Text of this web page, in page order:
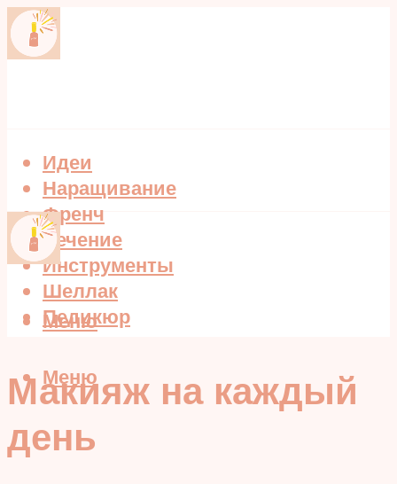
Идеи
Наращивание
Френч
Лечение
Инструменты
Шеллак
Педикюр
Меню
Меню
Макияж на каждый
день